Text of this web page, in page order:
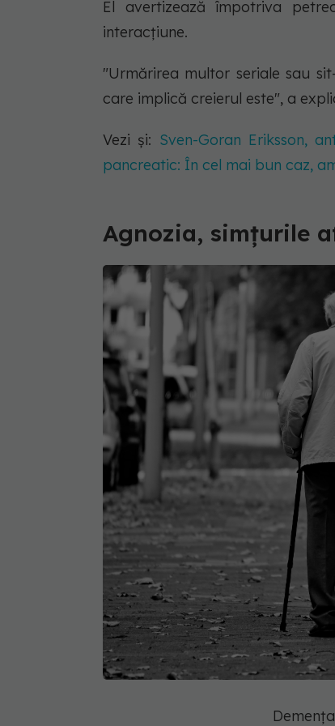
El avertizează împotriva
interacțiune.
"Urmărirea multor seriale sau
care implică creierul este", a
Vezi și: Sven-Goran Eriksson,
pancreatic: În cel mai bun caz,
Agnozia, simțurile